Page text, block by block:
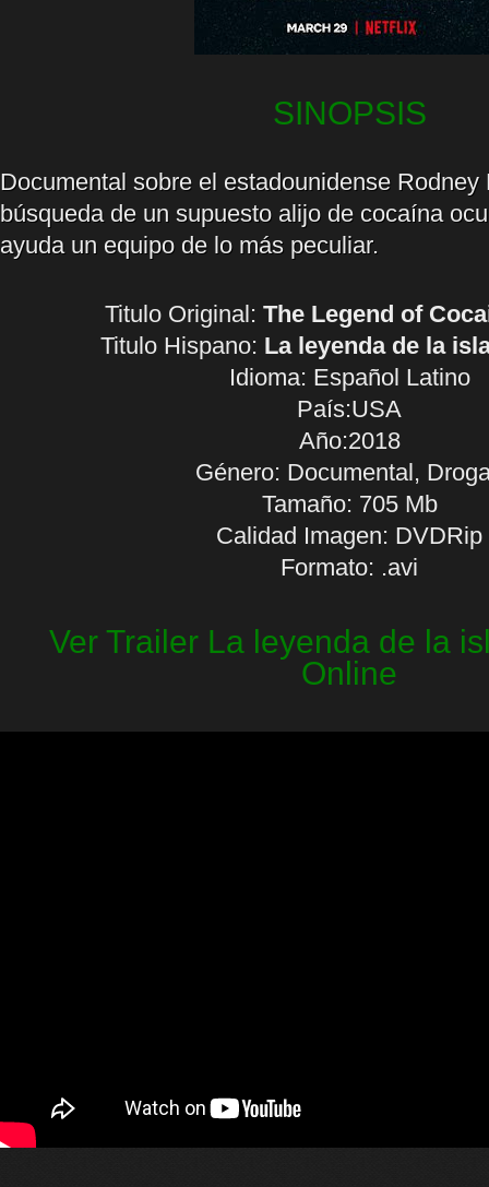
SINOPSIS
Documental sobre el estadounidense Rodney
búsqueda de un supuesto alijo de cocaína
ayuda un equipo de lo más peculiar.
Titulo Original: The Legend of
Titulo Hispano: La leyenda de la
Idioma: Español Latino
País:USA
Año:2018
Género: Documental,
Tamaño: 705 Mb
Calidad Imagen: DVDRip
Formato: .avi
Ver Trailer La leyenda de la
Online